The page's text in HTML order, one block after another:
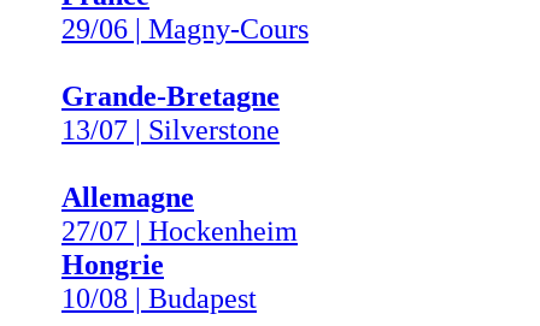
29/06 | Magny-Cours
Grande-Bretagne
13/07 | Silverstone
Allemagne
27/07 | Hockenheim
Hongrie
10/08 | Budapest